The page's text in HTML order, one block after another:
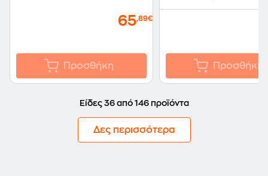
65,89€
Προσθήκη Προσθήκη
Είδες 36 από 146 προϊόντα
Δες περισσότερα